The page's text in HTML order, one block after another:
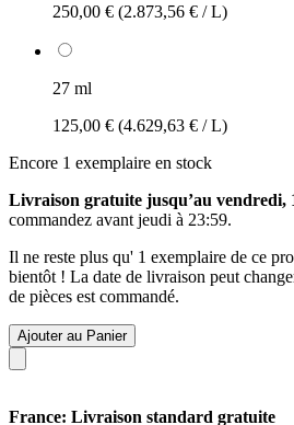
250,00 € (2.873,56 € / L)
27 ml
125,00 € (4.629,63 € / L)
Encore 1 exemplaire en stock
Livraison gratuite jusqu’au vendredi,
commandez avant jeudi à 23:59.
Il ne reste plus qu' 1 exemplaire de ce
bientôt ! La date de livraison peut
de pièces est commandé.
Ajouter au Panier
France: Livraison standard gratuite